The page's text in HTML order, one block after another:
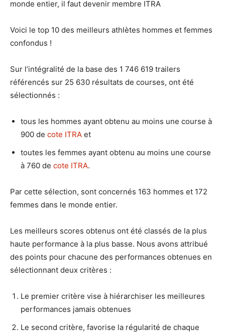
monde entier, il faut devenir membre ITRA
Voici le top 10 des meilleurs athlètes hommes et femmes
confondus !
Sur l’intégralité de la base des 1 746 619 trailers
référencés sur 25 630 résultats de courses, ont été
sélectionnés :
tous les hommes ayant obtenu au moins une course à
900 de cote ITRA et
toutes les femmes ayant obtenu au moins une course
à 760 de cote ITRA.
Par cette sélection, sont concernés 163 hommes et 172
femmes dans le monde entier.
Les meilleurs scores obtenus ont été classés de la plus
haute performance à la plus basse. Nous avons attribué
des points pour chacune des performances obtenues en
sélectionnant deux critères :
Le premier critère vise à hiérarchiser les meilleures
performances jamais obtenues
Le second critère, favorise la régularité de chaque